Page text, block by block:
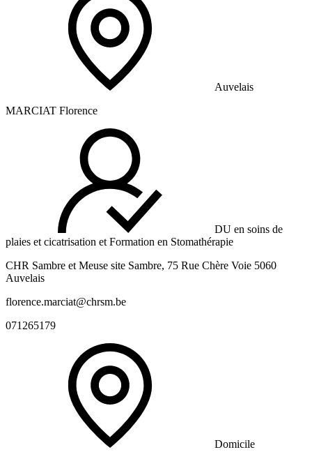
Auvelais
MARCIAT Florence
DU en soins de
plaies et cicatrisation et Formation en Stomathérapie
CHR Sambre et Meuse site Sambre, 75 Rue Chère Voie 5060
Auvelais
florence.marciat@chrsm.be
071265179
Domicile